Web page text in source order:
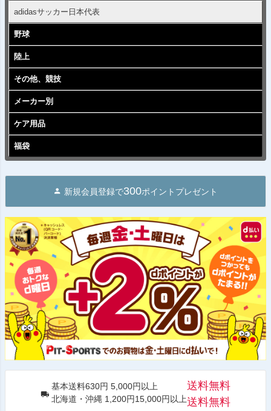
adidasサッカー日本代表
野球
陸上
その他、競技
メーカー別
ケア用品
福袋
新規会員登録で300ポイントプレゼント
基本送料630円 5,000円以上
北海道・沖縄 1,200円15,000円以上
送料無料
送料無料